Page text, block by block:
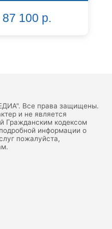
87 100 р.
Все права защищены.
и не является
Гражданским кодексом
информации о
пожалуйста,